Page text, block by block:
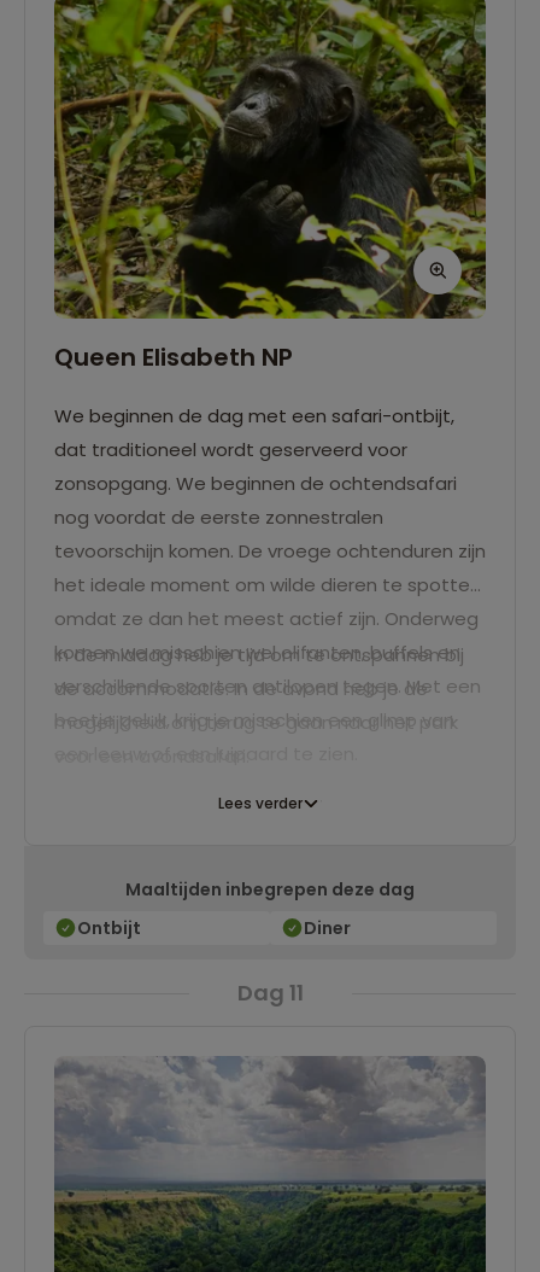
Queen Elisabeth NP
We beginnen de dag met een safari-ontbijt,
dat traditioneel wordt geserveerd voor
zonsopgang. We beginnen de ochtendsafari
nog voordat de eerste zonnestralen
tevoorschijn komen. De vroege ochtenduren zijn
het ideale moment om wilde dieren te spotten,
omdat ze dan het meest actief zijn. Onderweg
komen we misschien wel olifanten, buffels en
verschillende soorten antilopen tegen. Met een
beetje geluk, krijg je misschien een glimp van
In de middag heb je tijd om te ontspannen bij
de accommodatie. In de avond heb je de
mogelijkheid om terug te gaan naar het park
Lees verder
Maaltijden inbegrepen deze dag
Ontbijt
Diner
Dag 11